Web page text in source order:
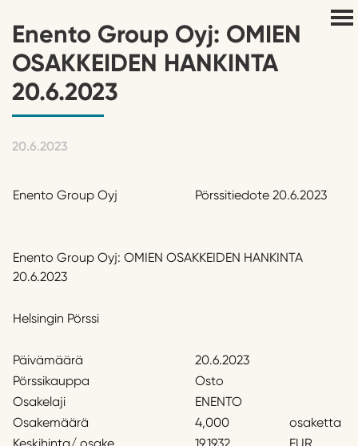
Enento Group Oyj: OMIEN
OSAKKEIDEN HANKINTA
20.6.2023
20.6.2023
Enento Group Oyj Pörssitiedote 20.6.2023
Enento Group Oyj: OMIEN OSAKKEIDEN HANKINTA
20.6.2023
Helsingin Pörssi
Päivämäärä
20.6.2023
Pörssikauppa
Osto
Osakelaji
ENENTO
Osakemäärä
4,000
osaketta